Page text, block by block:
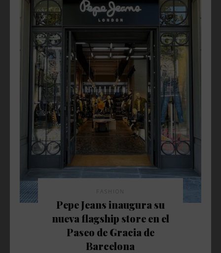
FASHION
Pepe Jeans inaugura su
nueva flagship store en el
Paseo de Gracia de
Barcelona